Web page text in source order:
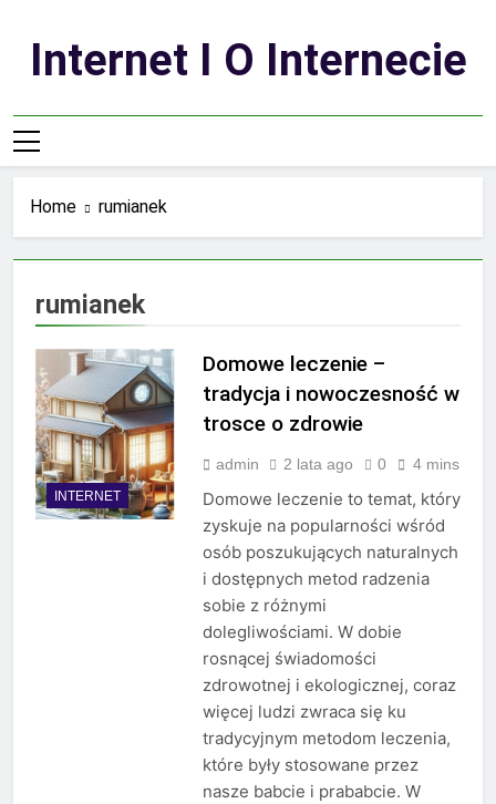
contentInternet I O Internecie
Home rumianek
rumianek
INTERNET
Domowe leczenie –
tradycja i nowoczesność w
trosce o zdrowie
admin 2 lata ago 0 4 mins
Domowe leczenie to temat, który
zyskuje na popularności wśród
osób poszukujących naturalnych
i dostępnych metod radzenia
sobie z różnymi
dolegliwościami. W dobie
rosnącej świadomości
zdrowotnej i ekologicznej, coraz
więcej ludzi zwraca się ku
tradycyjnym metodom leczenia,
które były stosowane przez
nasze babcie i prababcie. W